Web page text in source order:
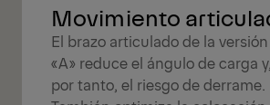
Movimiento
El brazo articulado de la versión
«A» reduce el ángulo de carga y,
por tanto, el riesgo de derrame.